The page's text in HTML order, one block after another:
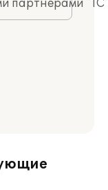
партнерами